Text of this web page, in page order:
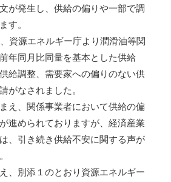
が発生し、供給の偏りや一部で調
す。
資源エネルギー庁より潤滑油等関
年同月比同量を基本とした供給
給調整、需要家への偏りのない供
がなされました。
え、関係事業者において供給の偏
進められておりますが、経済産業
、引き続き供給不安に関する声が
、別添１のとおり資源エネルギー